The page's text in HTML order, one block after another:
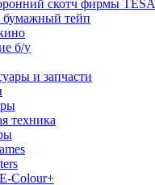
скотч фирмы TESA
бумажный тейп
б/у
и запчасти
техника
Colour+